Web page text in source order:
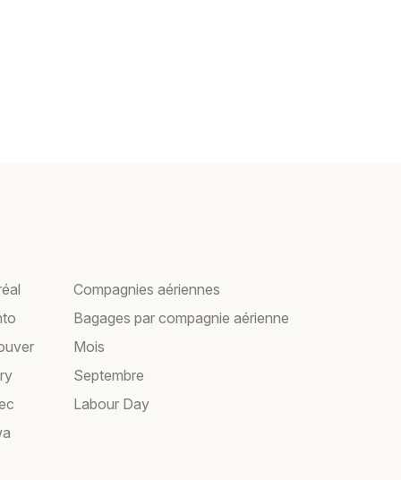
Compagnies aériennes
Bagages par compagnie aérienne
Mois
Septembre
Labour Day